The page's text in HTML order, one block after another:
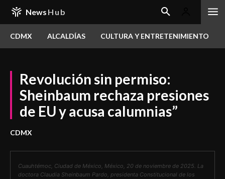
News Hub
CDMX ALCALDÍAS CULTURA Y ENTRETENIMIENTO
Revolución sin permiso:
Sheinbaum rechaza presiones
de EU y acusa calumnias”
CDMX
Cuauhtémoc, Ciudad de México, México, 20 de noviembre de 2025. La
doctora Claudia Sheinbaum Pardo, presidenta Constitucional de los